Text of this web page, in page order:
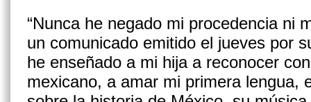
“Nunca he negado mi procedencia ni
un comunicado emitido el jueves por
he enseñado a mi hija a reconocer
mexicano, a amar mi primera lengua,